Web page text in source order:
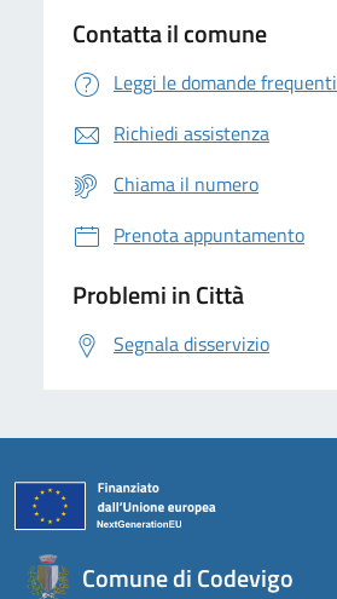
Contatta il comune
Leggi le domande frequenti
Richiedi assistenza
Chiama il numero
Prenota appuntamento
Problemi in Città
Segnala disservizio
Comune di Codevigo